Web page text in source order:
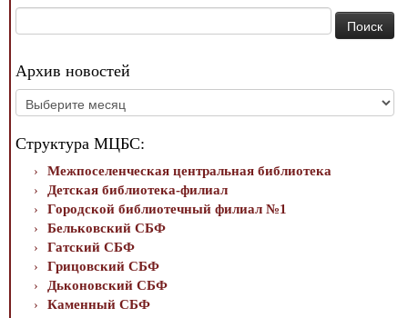
Архив новостей
Архив
новостей
Структура МЦБС:
Межпоселенческая центральная библиотека
Детская библиотека-филиал
Городской библиотечный филиал №1
Бельковский СБФ
Гатский СБФ
Грицовский СБФ
Дьконовский СБФ
Каменный СБФ